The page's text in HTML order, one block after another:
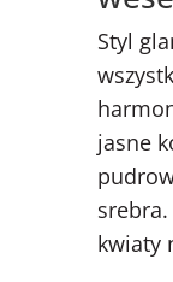
Styl
jasne
kwiaty